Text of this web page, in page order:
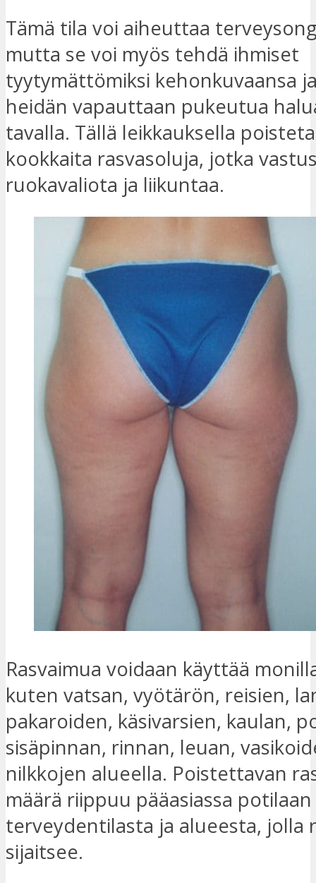
Tämä tila voi aiheuttaa
mutta se voi myös tehdä ihmiset
tyytymättömiksi kehonkuvaansa
heidän vapauttaan pukeutua
tavalla. Tällä leikkauksella
kookkaita rasvasoluja, jotka
ruokavaliota ja liikuntaa.
Rasvaimua voidaan käyttää
kuten vatsan, vyötärön, reisien,
pakaroiden, käsivarsien, kaulan,
sisäpinnan, rinnan, leuan,
nilkkojen alueella. Poistettavan
määrä riippuu pääasiassa potilaan
terveydentilasta ja alueesta, jolla
sijaitsee.